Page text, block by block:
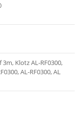
Klotz AL-RF0300,
AL-RF0300, AL